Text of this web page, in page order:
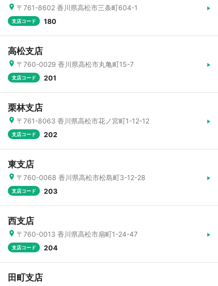
〒761-8602 香川県高松市三条町604-1
支店コード 180
高松支店
〒760-0029 香川県高松市丸亀町15-7
支店コード 201
栗林支店
〒761-8063 香川県高松市花ノ宮町1-12-12
支店コード 202
東支店
〒760-0068 香川県高松市松島町3-12-28
支店コード 203
西支店
〒760-0013 香川県高松市扇町1-24-47
支店コード 204
田町支店